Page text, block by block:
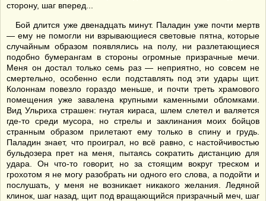
сторону, шаг вперед...
Бой длится уже двенадцать минут. Паладин уже почти мертв
— ему не помогли ни взрывающиеся световые пятна, которые
случайным образом появлялись на полу, ни разлетающиеся
подобно бумерангам в стороны огромные призрачные мечи.
Меня он достал только семь раз — неприятно, но совсем не
смертельно, особенно если подставлять под эти удары щит.
Колоннам повезло гораздо меньше, и почти треть храмового
помещения уже завалена крупными каменными обломками.
Вид Ульриха страшен: гнутая кираса, шлем слетел и валяется
где-то среди мусора, но стрелы и заклинания моих бойцов
странным образом прилетают ему только в спину и грудь.
Паладин знает, что проиграл, но всё равно, с настойчивостью
бульдозера прет на меня, пытаясь сократить дистанцию для
удара. Он что-то говорит, но за стоящим вокруг треском и
грохотом я не могу разобрать ни одного его слова, а подойти и
послушать, у меня не возникает никакого желания. Ледяной
клинок, шаг назад, щит под вращающийся призрачный меч, шаг